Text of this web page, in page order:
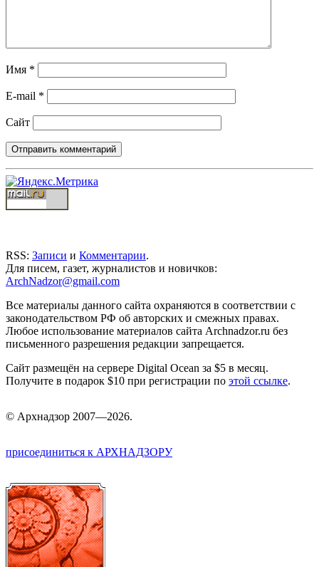
Имя *
E-mail *
Сайт
RSS: Записи и Комментарии.
Для писем, газет, журналистов и новичков:
ArchNadzor@gmail.com
Все материалы данного сайта охраняются в соответствии с
законодательством РФ об авторских и смежных правах.
Любое использование материалов сайта Archnadzor.ru без
письменного разрешения редакции запрещается.
Сайт размещён на сервере Digital Ocean за $5 в месяц.
Получите в подарок $10 при регистрации по этой ссылке.
© Архнадзор 2007—2026.
присоединиться к АРХНАДЗОРУ